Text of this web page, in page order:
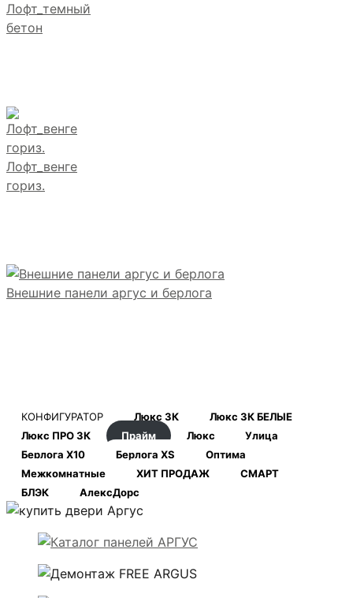
Лофт_темный
бетон
Лофт_венге
гориз.
Внешние панели аргус и берлога
КОНФИГУРАТОР Люкс 3К
Люкс 3К БЕЛЫЕ
Люкс ПРО 3К
Прайм Люкс
Улица
Берлога Х10
Берлога XS
Оптима
Межкомнатные
ХИТ ПРОДАЖ
СМАРТ
БЛЭК
АлексДорс